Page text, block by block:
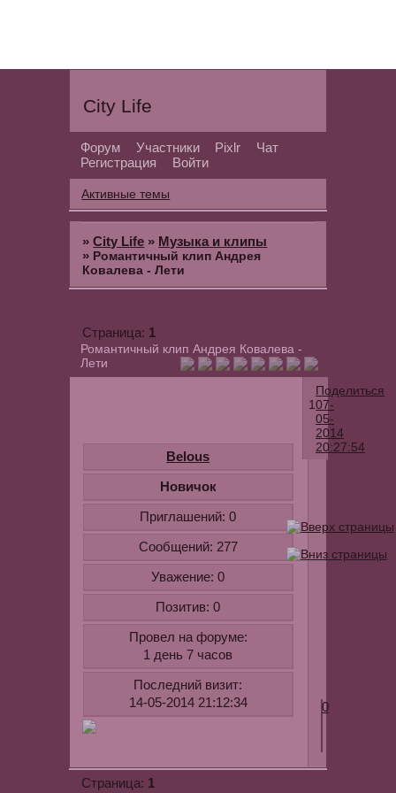
City Life
Форум Участники Pixlr
Чат
Регистрация
Войти
Активные темы
»City Life » Музыка и клипы
» Романтичный клип Андрея
Ковалева - Лети
Романтичный клип Андрея Ковалева -
Лети
Страница: 1
Поделиться
107-
05-
2014
20:27:54
Belous
Новичок
Приглашений: 0
Сообщений: 277
Уважение: 0
Позитив: 0
Провел на форуме:
1 день 7 часов
Последний визит:
14-05-2014 21:12:34
-
0
Страница: 1